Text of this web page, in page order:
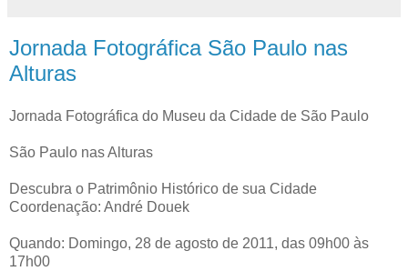
Jornada Fotográfica São Paulo nas
Alturas
Jornada Fotográfica do Museu da Cidade de São Paulo
São Paulo nas Alturas
Descubra o Patrimônio Histórico de sua Cidade
Coordenação: André Douek
Quando: Domingo, 28 de agosto de 2011, das 09h00 às
17h00